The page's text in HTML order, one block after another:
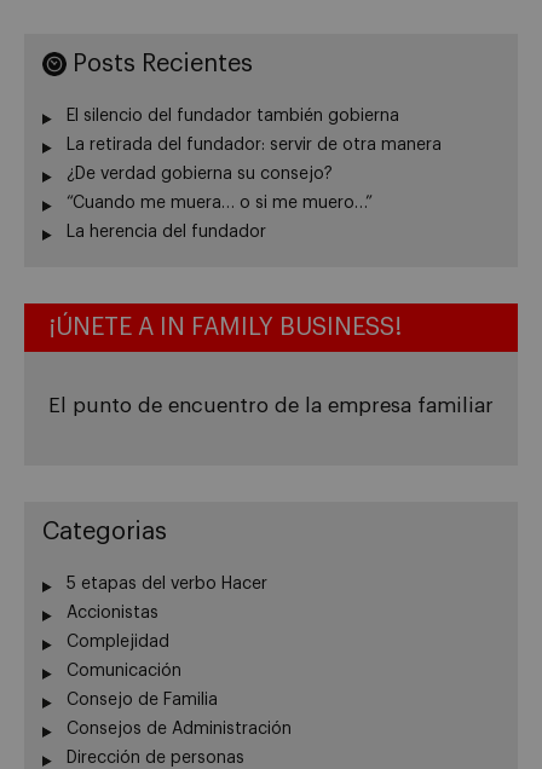
Posts Recientes
El silencio del fundador también gobierna
La retirada del fundador: servir de otra manera
¿De verdad gobierna su consejo?
“Cuando me muera… o si me muero…”
La herencia del fundador
¡ÚNETE A IN FAMILY BUSINESS!
El punto de encuentro de la empresa familiar
Categorias
5 etapas del verbo Hacer
Accionistas
Complejidad
Comunicación
Consejo de Familia
Consejos de Administración
Dirección de personas